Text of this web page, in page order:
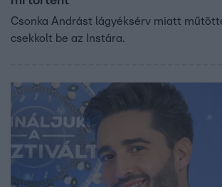
Csonka Andrást lágyéksérv miatt
csekkolt be az Instára.